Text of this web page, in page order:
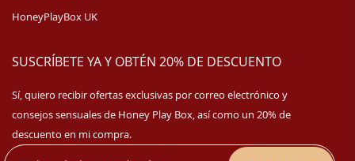
HoneyPlayBox UK
SUSCRÍBETE YA Y OBTÉN 20% DE DESCUENTO
Sí, quiero recibir ofertas exclusivas por correo electrónico y
consejos sensuales de Honey Play Box, así como un 20% de
descuento en mi compra.